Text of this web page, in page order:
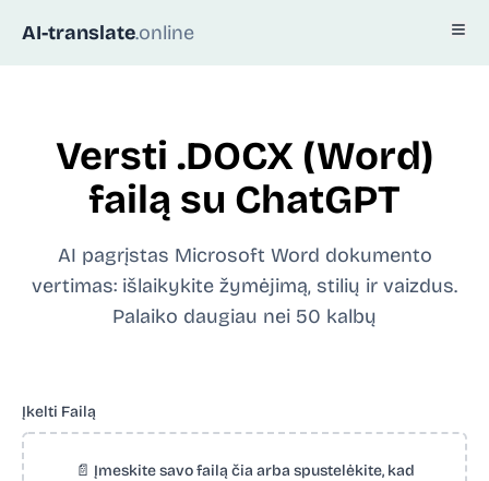
AI-translate.online
Versti .DOCX (Word)
failą su ChatGPT
AI pagrįstas Microsoft Word dokumento
vertimas: išlaikykite žymėjimą, stilių ir vaizdus.
Palaiko daugiau nei 50 kalbų
Įkelti Failą
📄 Įmeskite savo failą čia arba spustelėkite, kad